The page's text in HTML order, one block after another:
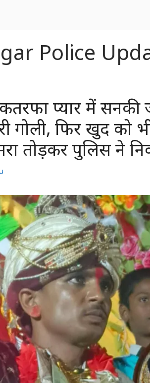
Police
प्यार में सनकी
गोली, फिर खुद को
तोड़कर पुलिस ने